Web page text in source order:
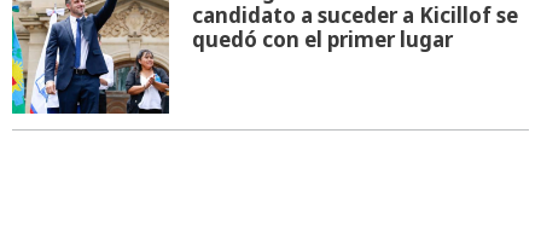
candidato a suceder a Kicillof se
quedó con el primer lugar